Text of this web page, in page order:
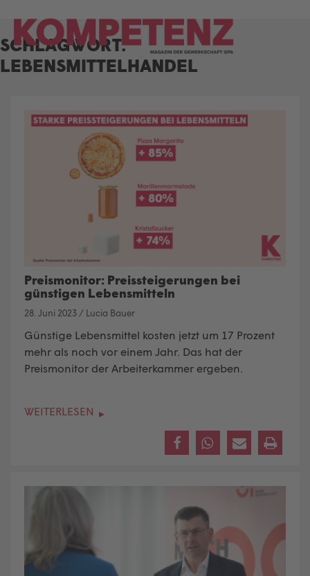
content
SCHLAGWORT:
LEBENSMITTELHANDEL
Preismonitor: Preissteigerungen bei
günstigen Lebensmitteln
28. Juni 2023 / Lucia Bauer
Günstige Lebensmittel kosten jetzt um 17 Prozent
mehr als noch vor einem Jahr. Das hat der
Preismonitor der Arbeiterkammer ergeben.
WEITERLESEN